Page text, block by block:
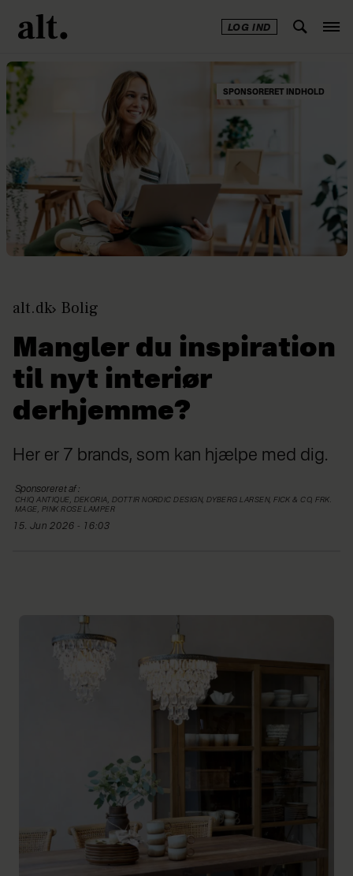
LOG IND
SPONSORERET INDHOLD
alt.dk Bolig
Mangler du inspiration
til nyt interiør
derhjemme?
Her er 7 brands, som kan hjælpe med dig.
Sponsoreret af:
CHIQ ANTIQUE, DEKORIA, DOTTIR NORDIC DESIGN, DYBERG LARSEN, FICK & CO, FRK.
MAGE, PINK ROSE LAMPER
15. Jun 2026 - 16:03